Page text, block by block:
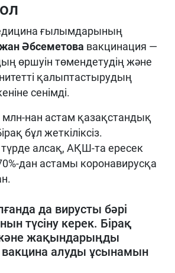
ғылымдарының
Әбсеметова вакцинация —
өршуін төмендетудің және
қалыптастырудың
сенімді.
млн-нан астам қазақстандық
бұл жеткіліксіз.
алсақ, АҚШ-та ересек
дан астамы коронавирусқа
да вирусты бәрі
түсіну керек. Бірақ
жақындарыңды
вакцина алуды ұсынамын